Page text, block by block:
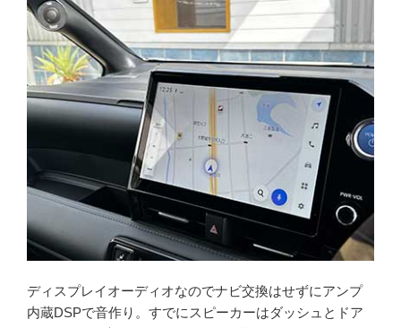
ディスプレイオーディオなのでナビ交換はせずにアンプ
内蔵DSPで音作り。すでにスピーカーはダッシュとドア